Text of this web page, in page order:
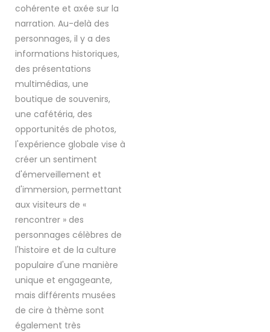
cohérente et axée sur la
narration. Au-delà des
personnages, il y a des
informations historiques,
des présentations
multimédias, une
boutique de souvenirs,
une cafétéria, des
opportunités de photos,
l'expérience globale vise à
créer un sentiment
d'émerveillement et
d'immersion, permettant
aux visiteurs de «
rencontrer » des
personnages célèbres de
l'histoire et de la culture
populaire d'une manière
unique et engageante,
mais différents musées
de cire à thème sont
également très